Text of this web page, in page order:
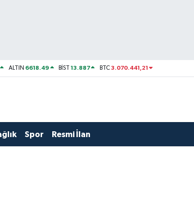
ALTIN 6618.49 BİST13.887 BTC3.070.441,21
Spor Resmi İlan